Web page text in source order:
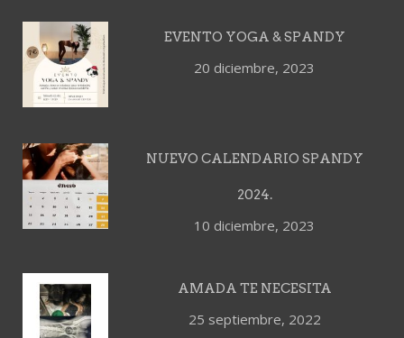
EVENTO YOGA & SPANDY
20 diciembre, 2023
NUEVO CALENDARIO SPANDY
2024.
10 diciembre, 2023
AMADA TE NECESITA
25 septiembre, 2022